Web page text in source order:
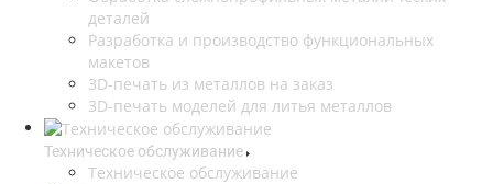
деталей
Разработка и производство функциональных
макетов
3D-печать из металлов на заказ
3D-печать моделей для литья металлов
Техническое обслуживание
Техническое обслуживание